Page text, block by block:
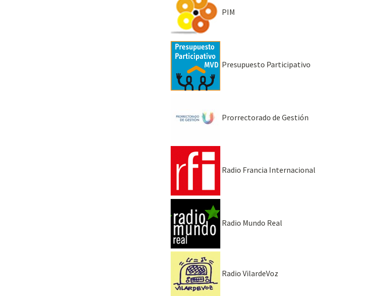
PIM
Presupuesto Participativo
Prorrectorado de Gestión
Radio Francia Internacional
Radio Mundo Real
Radio VilardeVoz